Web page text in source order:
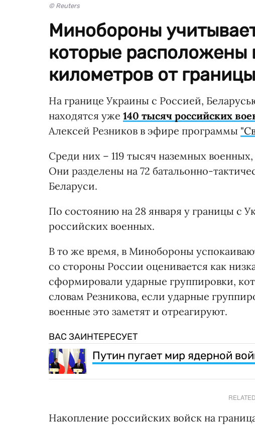
© Reuters
Минобороны
которые расположены
километров от
На границе Украины с Россией,
находятся уже 140 тысяч российских
Алексей Резников в эфире программы
Среди них – 119 тысяч наземных
Они разделены на 72 батальонно-
Беларуси.
По состоянию на 28 января у границы с
российских военных.
В то же время, в Минобороны
со стороны России оценивается как
сформировали ударные группировки,
словам Резникова, если ударные
военные это заметят и отреагируют.
ВАС ЗАИНТЕРЕСУЕТ
Путин пугает мир ядерной
Накопление российских войск на